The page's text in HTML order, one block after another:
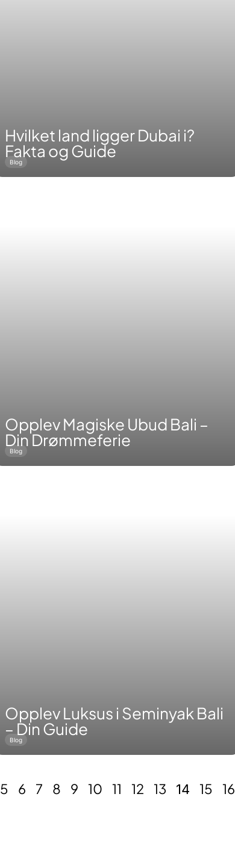
Hvilket land ligger Dubai i?
Fakta og Guide
Blog
Opplev Magiske Ubud Bali –
Din Drømmeferie
Blog
Opplev Luksus i Seminyak Bali
– Din Guide
Blog
5 6 7 8 9 10 11 12 13 14 15 16